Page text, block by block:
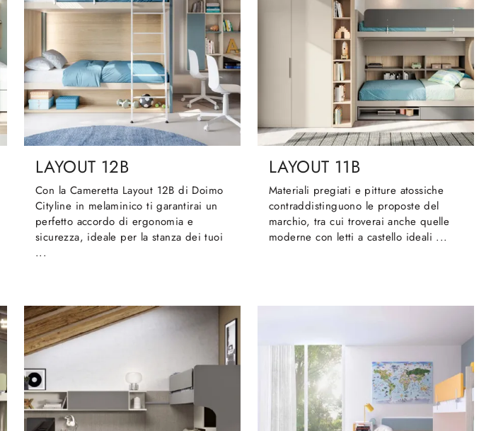
LAYOUT 12B
Con la Cameretta Layout 12B di Doimo
Cityline in melaminico ti garantirai un
perfetto accordo di ergonomia e
sicurezza, ideale per la stanza dei tuoi
...
LAYOUT 11B
Materiali pregiati e pitture atossiche
contraddistinguono le proposte del
marchio, tra cui troverai anche quelle
moderne con letti a castello ideali ...